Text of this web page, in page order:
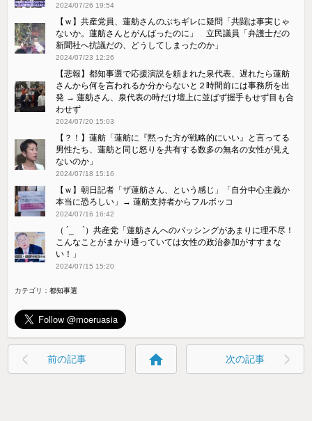
2024/07/26 19:54
【ｗ】共産党員、蓮舫さんのぶちギレに疑問「共闘は事実じゃ
ないか。蓮舫さんとがんばったのに」 立民議員「弁護士だの
新聞社へ抗議だの、どうしてしまったのか」
2024/07/23 12:26
【悲報】都知事選で応援演説を頼まれた泉代表、遅れたら蓮舫
さんから何を言われるか分からないと２時間前には事務所を出
発 → 蓮舫さん、泉代表の時だけ壇上に並ばず握手もせず目も合
わせず
2024/07/20 15:03
【？！】蓮舫「蓮舫に『黙った方が戦略的にいい』と言ってる
男性たち、蓮舫と同じ怒りを共有する数多の無名の女性が見え
ないのか」
2024/07/18 15:16
【ｗ】朝日記者「ザ蓮舫さん、という感じ」「自分中心主義か
本当に恐ろしい」→ 蓮舫支持者からフルボッコ
2024/07/16 16:42
（ ´_ゝ`）共産党「蓮舫さんへのバッシングがあまりに理不尽！
こんなことがまかり通っていては女性の政治参加がすすまな
い！」
2024/07/15 15:20
カテゴリ：都知事選
前の記事 home 次の記事